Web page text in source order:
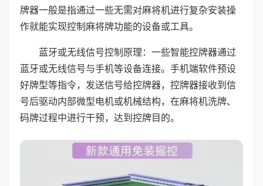
牌器一般是指通过一些无需对麻将机进行复杂安装操
作就能实现控制麻将牌功能的设备或工具。
蓝牙或无线信号控制原理：一些智能控牌器通过
蓝牙或无线信号与手机等设备连接。手机端软件预设
好牌型等指令，发送信号给控牌器，控牌器接收到信
号后驱动内部微型电机或机械结构，在麻将机洗牌、
码牌过程中进行干预，达到控牌目的。